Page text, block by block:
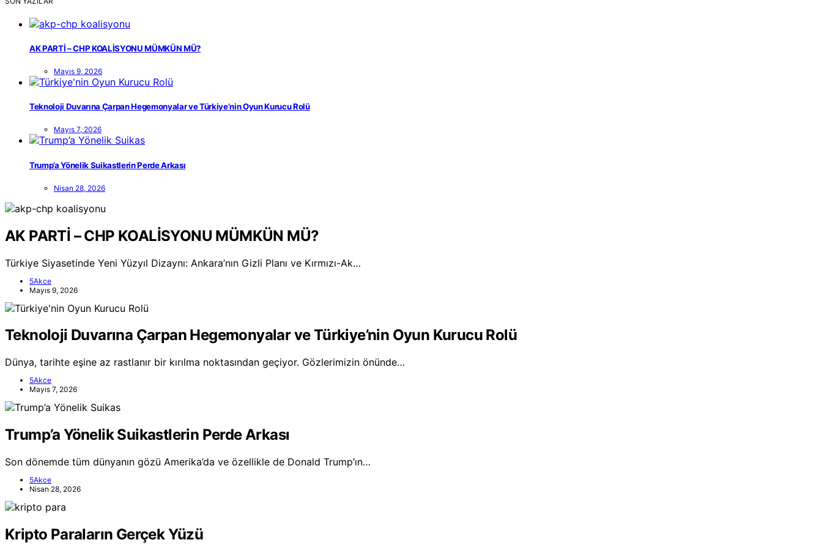
AK PARTİ – CHP KOALİSYONU MÜMKÜN MÜ?
Mayıs 9, 2026
Teknoloji Duvarına Çarpan Hegemonyalar ve Türkiye’nin Oyun Kurucu Rolü
Mayıs 7, 2026
Trump’a Yönelik Suikastlerin Perde Arkası
Nisan 28, 2026
AK PARTİ – CHP KOALİSYONU MÜMKÜN MÜ?
Türkiye Siyasetinde Yeni Yüzyıl Dizaynı: Ankara’nın Gizli Planı ve Kırmızı-Ak…
5Akce
Mayıs 9, 2026
Teknoloji Duvarına Çarpan Hegemonyalar ve Türkiye’nin Oyun Kurucu Rolü
Dünya, tarihte eşine az rastlanır bir kırılma noktasından geçiyor. Gözlerimizin önünde…
5Akce
Mayıs 7, 2026
Trump’a Yönelik Suikastlerin Perde Arkası
Son dönemde tüm dünyanın gözü Amerika’da ve özellikle de Donald Trump’ın…
5Akce
Nisan 28, 2026
Kripto Paraların Gerçek Yüzü